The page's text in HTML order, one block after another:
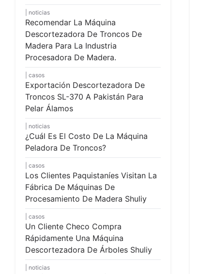
noticias
Recomendar La Máquina
Descortezadora De Troncos De
Madera Para La Industria
Procesadora De Madera.
casos
Exportación Descortezadora De
Troncos SL-370 A Pakistán Para
Pelar Álamos
noticias
¿Cuál Es El Costo De La Máquina
Peladora De Troncos?
casos
Los Clientes Paquistaníes Visitan La
Fábrica De Máquinas De
Procesamiento De Madera Shuliy
casos
Un Cliente Checo Compra
Rápidamente Una Máquina
Descortezadora De Árboles Shuliy
noticias